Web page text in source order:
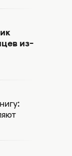
из-